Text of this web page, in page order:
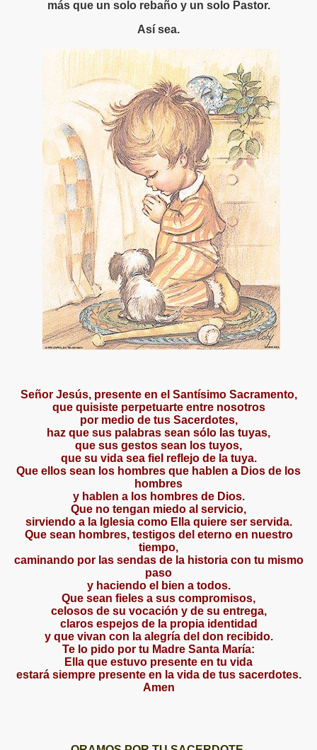
más que un solo rebaño y un solo Pastor.
Así sea.
Señor Jesús, presente en el Santísimo Sacramento,
que quisiste perpetuarte entre nosotros
por medio de tus Sacerdotes,
haz que sus palabras sean sólo las tuyas,
que sus gestos sean los tuyos,
que su vida sea fiel reflejo de la tuya.
Que ellos sean los hombres que hablen a Dios de los
hombres
y hablen a los hombres de Dios.
Que no tengan miedo al servicio,
sirviendo a la Iglesia como Ella quiere ser servida.
Que sean hombres, testigos del eterno en nuestro
tiempo,
caminando por las sendas de la historia con tu mismo
paso
y haciendo el bien a todos.
Que sean fieles a sus compromisos,
celosos de su vocación y de su entrega,
claros espejos de la propia identidad
y que vivan con la alegría del don recibido.
Te lo pido por tu Madre Santa María:
Ella que estuvo presente en tu vida
estará siempre presente en la vida de tus sacerdotes.
Amen